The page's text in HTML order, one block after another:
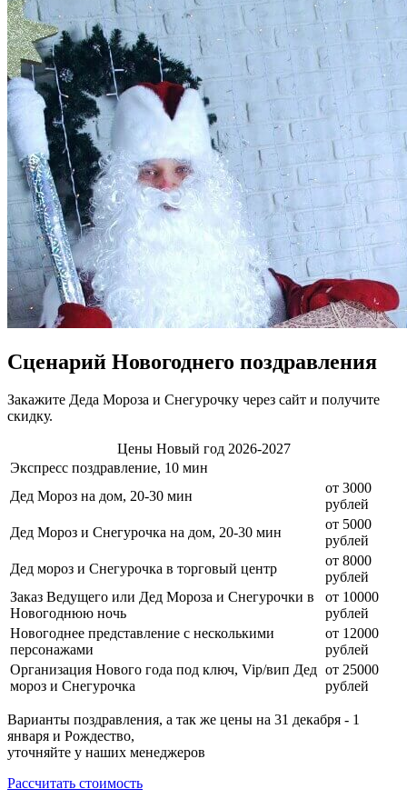
Сценарий Новогоднего поздравления
Закажите Деда Мороза и Снегурочку через сайт и получите
скидку.
Цены Новый год 2026-2027
Экспресс поздравление, 10 мин
Дед Мороз на дом, 20-30 мин
от 3000
рублей
Дед Мороз и Снегурочка на дом, 20-30 мин
от 5000
рублей
Дед мороз и Снегурочка в торговый центр
от 8000
рублей
Заказ Ведущего или Дед Мороза и Снегурочки в
Новогоднюю ночь
от 10000
рублей
Новогоднее представление с несколькими
персонажами
от 12000
рублей
Организация Нового года под ключ, Vip/вип Дед
мороз и Снегурочка
от 25000
рублей
Варианты поздравления, а так же цены на 31 декабря - 1
января и Рождество,
уточняйте у наших менеджеров
Рассчитать стоимость